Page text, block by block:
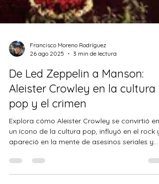
Francisco Moreno Rodríguez
26 ago 2025
3 min de lectura
De Led Zeppelin a Manson: